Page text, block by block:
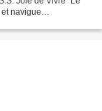
navigue